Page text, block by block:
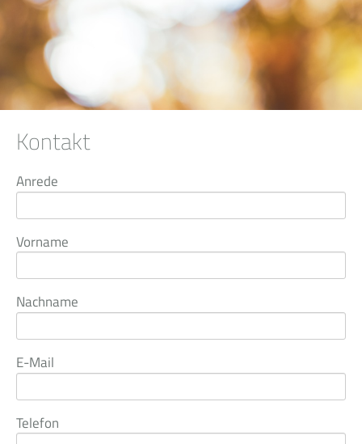
Kontakt
Anrede
Vorname
Nachname
E-Mail
Telefon